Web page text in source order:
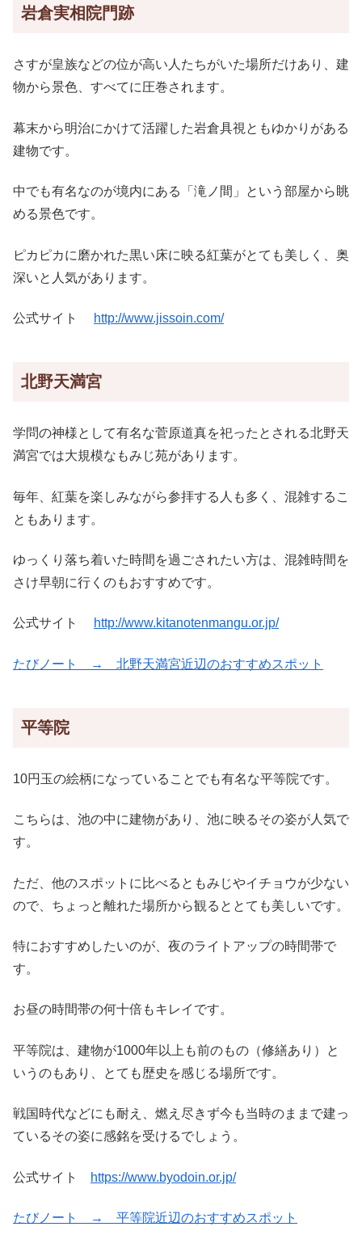
岩倉実相院門跡
さすが皇族などの位が高い人たちがいた場所だけあり、建
物から景色、すべてに圧巻されます。
幕末から明治にかけて活躍した岩倉具視ともゆかりがある
建物です。
中でも有名なのが境内にある「滝ノ間」という部屋から眺
める景色です。
ピカピカに磨かれた黒い床に映る紅葉がとても美しく、奥
深いと人気があります。
公式サイト http://www.jissoin.com/
北野天満宮
学問の神様として有名な菅原道真を祀ったとされる北野天
満宮では大規模なもみじ苑があります。
毎年、紅葉を楽しみながら参拝する人も多く、混雑するこ
ともあります。
ゆっくり落ち着いた時間を過ごされたい方は、混雑時間を
さけ早朝に行くのもおすすめです。
公式サイト http://www.kitanotenmangu.or.jp/
たびノート → 北野天満宮近辺のおすすめスポット
平等院
10円玉の絵柄になっていることでも有名な平等院です。
こちらは、池の中に建物があり、池に映るその姿が人気で
す。
ただ、他のスポットに比べるともみじやイチョウが少ない
ので、ちょっと離れた場所から観るととても美しいです。
特におすすめしたいのが、夜のライトアップの時間帯で
す。
お昼の時間帯の何十倍もキレイです。
平等院は、建物が1000年以上も前のもの（修繕あり）と
いうのもあり、とても歴史を感じる場所です。
戦国時代などにも耐え、燃え尽きず今も当時のままで建っ
ているその姿に感銘を受けるでしょう。
公式サイト https://www.byodoin.or.jp/
たびノート → 平等院近辺のおすすめスポット